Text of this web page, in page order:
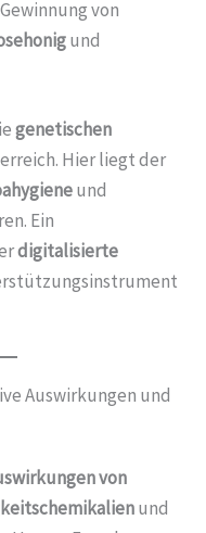
von
und
genetischen
Hier liegt der
und
Ein
digitalisierte
Auswirkungen und
von
und